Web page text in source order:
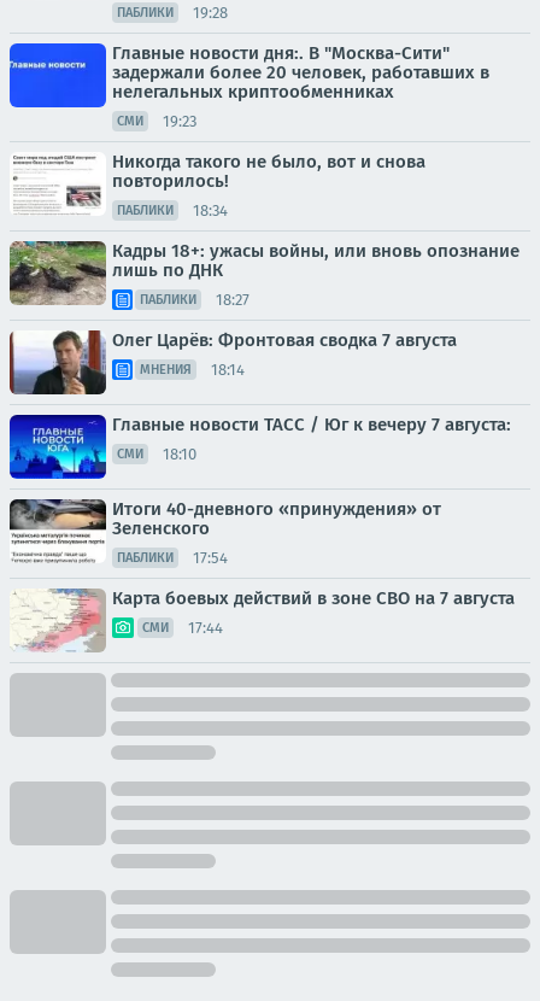
ПАБЛИКИ 19:28
Главные новости дня:. В "Москва-Сити"
задержали более 20 человек, работавших в
нелегальных криптообменниках
СМИ 19:23
Никогда такого не было, вот и снова
повторилось!
ПАБЛИКИ 18:34
Кадры 18+: ужасы войны, или вновь опознание
лишь по ДНК
ПАБЛИКИ 18:27
Олег Царёв: Фронтовая сводка 7 августа
МНЕНИЯ 18:14
Главные новости ТАСС / Юг к вечеру 7 августа:
СМИ 18:10
Итоги 40-дневного «принуждения» от
Зеленского
ПАБЛИКИ 17:54
Карта боевых действий в зоне СВО на 7 августа
СМИ 17:44